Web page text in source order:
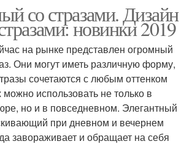
со стразами. Дизайн
новинки 2019
на рынке представлен огромный
Они могут иметь различную форму,
сочетаются с любым оттенком
использовать не только в
но и в повседневном. Элегантный
при дневном и вечернем
завораживает и обращает на себя